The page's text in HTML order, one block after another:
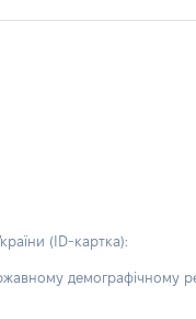
(ID-картка):
демографічному